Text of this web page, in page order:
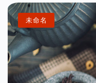
未命名